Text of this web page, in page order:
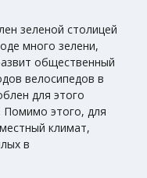
зеленой столицей
много зелени,
общественный
велосипедов в
для этого
Помимо этого, для
климат,
в